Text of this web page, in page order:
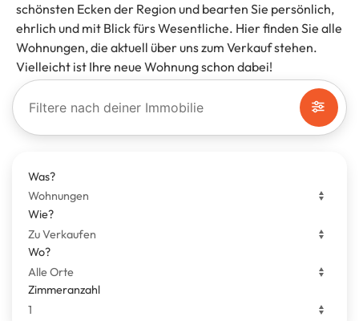
schönsten Ecken der Region und bearten Sie persönlich,
ehrlich und mit Blick fürs Wesentliche. Hier finden Sie alle
Wohnungen, die aktuell über uns zum Verkauf stehen.
Vielleicht ist Ihre neue Wohnung schon dabei!
Filtere nach deiner Immobilie
Was?
Wie?
Wo?
Zimmeranzahl